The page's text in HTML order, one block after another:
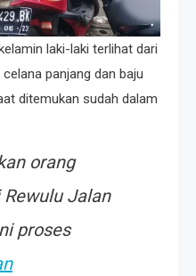
laki-laki terlihat dari
panjang dan baju
ditemukan sudah dalam
orang
Jalan
proses